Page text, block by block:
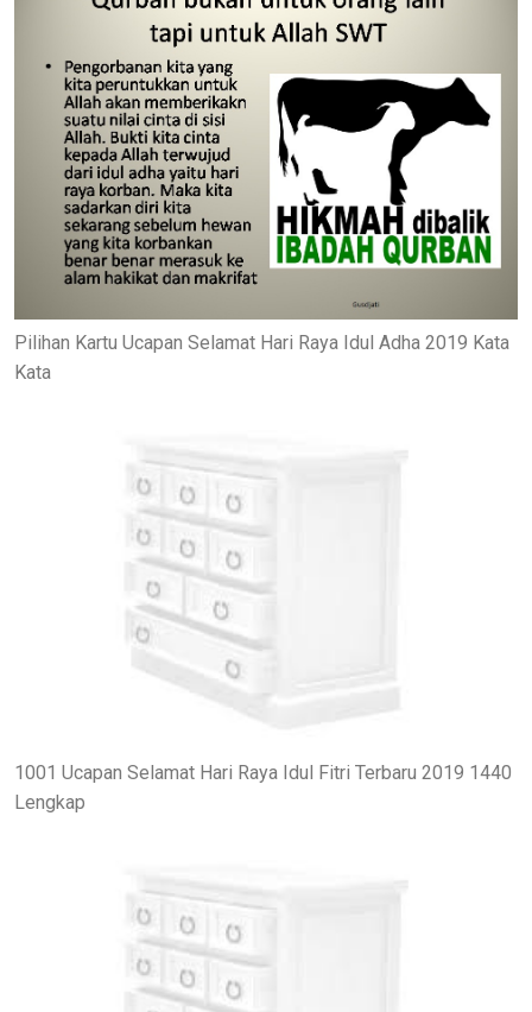
Pilihan Kartu Ucapan Selamat Hari Raya Idul Adha 2019 Kata
Kata
1001 Ucapan Selamat Hari Raya Idul Fitri Terbaru 2019 1440
Lengkap